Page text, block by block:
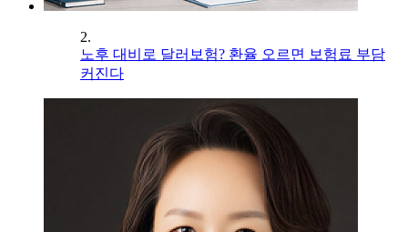
2.
노후 대비로 달러보험? 환율 오르면 보험료 부담
커진다